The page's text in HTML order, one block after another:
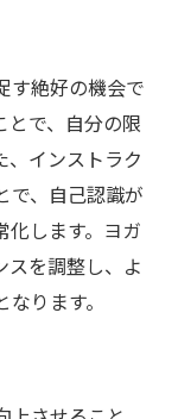
す絶好の機会で
とで、自分の限
、インストラク
で、自己認識が
化します。ヨガ
スを調整し、よ
ります。